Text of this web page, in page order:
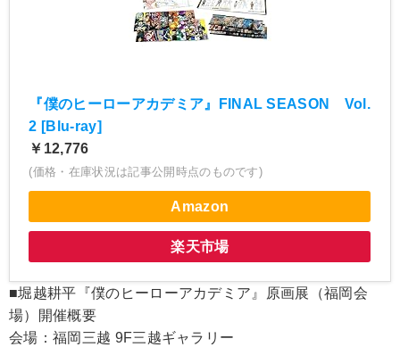
『僕のヒーローアカデミア』FINAL SEASON Vol.
2 [Blu-ray]
￥12,776
(価格・在庫状況は記事公開時点のものです)
Amazon
楽天市場
■堀越耕平『僕のヒーローアカデミア』原画展（福岡会
場）開催概要
会場：福岡三越 9F三越ギャラリー